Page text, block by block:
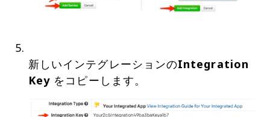
新しいインテグレーションのIntegration
Key